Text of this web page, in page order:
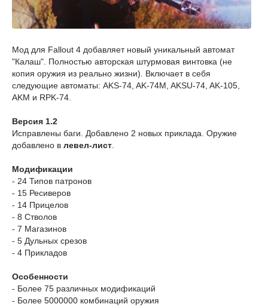
Мод для Fallout 4 добавляет новый уникальный автомат
"Калаш". Полностью авторская штурмовая винтовка (не
копия оружия из реально жизни). Включает в себя
следующие автоматы: AKS-74, AK-74M, AKSU-74, AK-105,
AKM и RPK-74.
Версия 1.2
Исправлены баги. Добавлено 2 новых приклада. Оружие
добавлено в левел-лист
Модификации
- 24 Типов патронов
- 15 Ресиверов
- 14 Прицелов
- 8 Стволов
- 7 Магазинов
- 5 Дульных срезов
- 4 Прикладов
Особенности
- Более 75 различных модификаций
- Более 5000000 комбинаций оружия